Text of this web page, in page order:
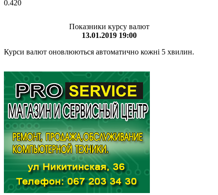
0.420
Показники курсу валют
13.01.2019 19:00
Курси валют оновлюються автоматично кожні 5 хвилин.